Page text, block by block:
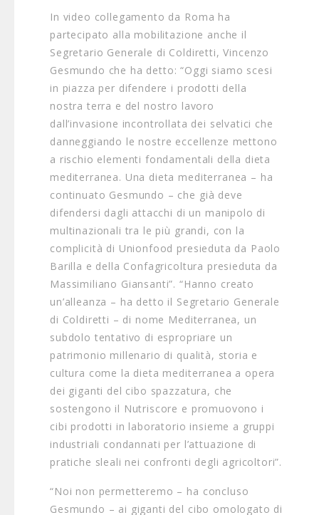
In video collegamento da Roma ha
partecipato alla mobilitazione anche il
Segretario Generale di Coldiretti, Vincenzo
Gesmundo che ha detto: “Oggi siamo scesi
in piazza per difendere i prodotti della
nostra terra e del nostro lavoro
dall’invasione incontrollata dei selvatici che
danneggiando le nostre eccellenze mettono
a rischio elementi fondamentali della dieta
mediterranea. Una dieta mediterranea – ha
continuato Gesmundo – che già deve
difendersi dagli attacchi di un manipolo di
multinazionali tra le più grandi, con la
complicità di Unionfood presieduta da Paolo
Barilla e della Confagricoltura presieduta da
Massimiliano Giansanti”. “Hanno creato
un’alleanza – ha detto il Segretario Generale
di Coldiretti – di nome Mediterranea, un
subdolo tentativo di espropriare un
patrimonio millenario di qualità, storia e
cultura come la dieta mediterranea a opera
dei giganti del cibo spazzatura, che
sostengono il Nutriscore e promuovono i
cibi prodotti in laboratorio insieme a gruppi
industriali condannati per l’attuazione di
pratiche sleali nei confronti degli agricoltori”.
“Noi non permetteremo – ha concluso
Gesmundo – ai giganti del cibo omologato di